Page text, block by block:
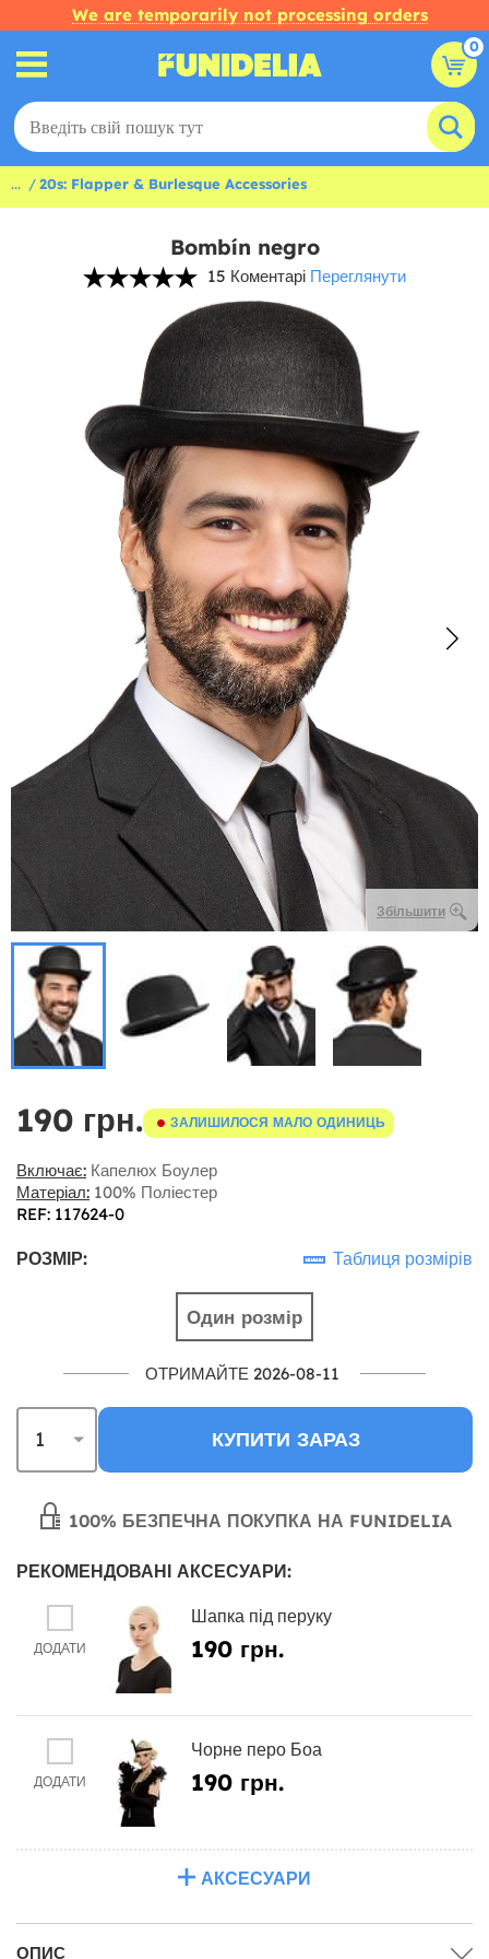
We are temporarily not processing orders
0
... 20s: Flapper & Burlesque Accessories
Bombín negro
15 Коментарі Переглянути
Збільшити
190 грн. ЗАЛИШИЛОСЯ МАЛО ОДИНИЦЬ
Включає: Капелюх Боулер
Матеріал: 100% Поліестер
REF: 117624-0
РОЗМІР: Таблиця розмірів
Один розмір
ОТРИМАЙТЕ 2026-08-11
КУПИТИ ЗАРАЗ
100% БЕЗПЕЧНА ПОКУПКА НА FUNIDELIA
РЕКОМЕНДОВАНІ АКСЕСУАРИ:
ДОДАТИ
Шапка під перуку
190 грн.
ДОДАТИ
Чорне перо Боа
190 грн.
АКСЕСУАРИ
ОПИС